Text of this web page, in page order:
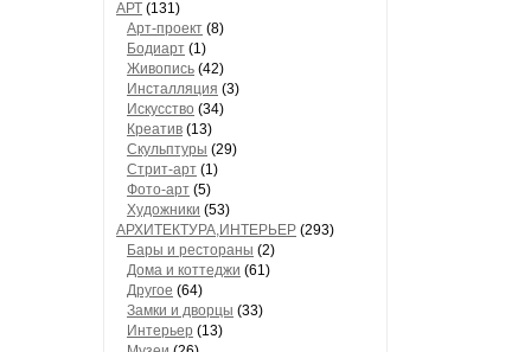
АРТ (131)
Арт-проект (8)
Бодиарт (1)
Живопись (42)
Инсталляция (3)
Искусство (34)
Креатив (13)
Скульптуры (29)
Стрит-арт (1)
Фото-арт (5)
Художники (53)
АРХИТЕКТУРА,ИНТЕРЬЕР (293)
Бары и рестораны (2)
Дома и коттеджи (61)
Другое (64)
Замки и дворцы (33)
Интерьер (13)